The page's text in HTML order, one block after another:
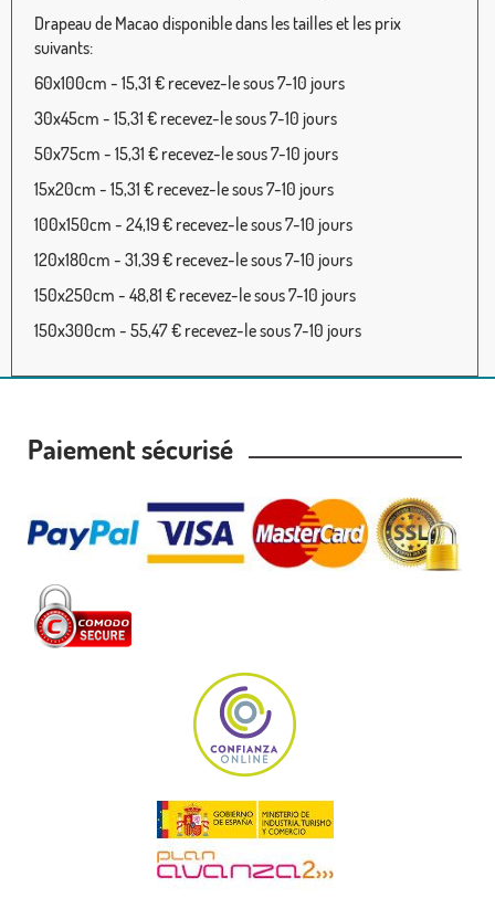
Drapeau de Macao disponible dans les tailles et les prix
suivants:
60x100cm - 15,31 € recevez-le sous 7-10 jours
30x45cm - 15,31 € recevez-le sous 7-10 jours
50x75cm - 15,31 € recevez-le sous 7-10 jours
15x20cm - 15,31 € recevez-le sous 7-10 jours
100x150cm - 24,19 € recevez-le sous 7-10 jours
120x180cm - 31,39 € recevez-le sous 7-10 jours
150x250cm - 48,81 € recevez-le sous 7-10 jours
150x300cm - 55,47 € recevez-le sous 7-10 jours
Paiement sécurisé